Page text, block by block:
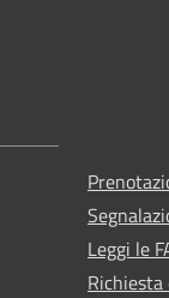
Leggi le